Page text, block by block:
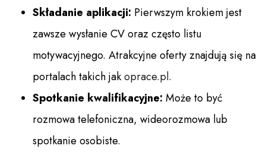
Składanie aplikacji: Pierwszym krokiem jest
zawsze wysłanie CV oraz często listu
motywacyjnego. Atrakcyjne oferty znajdują się na
portalach takich jakoprace.pl.
Spotkanie kwalifikacyjne: Może to być
rozmowa telefoniczna, wideorozmowa lub
spotkanie osobiste.